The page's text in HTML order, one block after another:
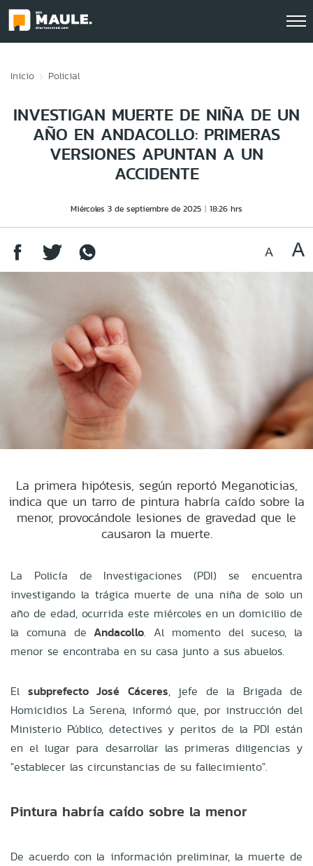
Inicio Policial
INVESTIGAN MUERTE DE NIÑA DE UN
AÑO EN ANDACOLLO: PRIMERAS
VERSIONES APUNTAN A UN
ACCIDENTE
Miércoles 3 de septiembre de 2025 18:26 hrs
La primera hipótesis, según reportó Meganoticias,
indica que un tarro de pintura habría caído sobre la
menor, provocándole lesiones de gravedad que le
causaron la muerte.
La Policía de Investigaciones (PDI) se encuentra
investigando la trágica muerte de una niña de solo un
año de edad, ocurrida este miércoles en un domicilio de
la comuna deAndacollo. Al momento del suceso, la
menor se encontraba en su casa junto a sus abuelos.
El subprefecto José Cáceres, jefe de la Brigada de
Homicidios La Serena, informó que, por instrucción del
Ministerio Público, detectives y peritos de la PDI están
en el lugar para desarrollar las primeras diligencias y
"establecer las circunstancias de su fallecimiento".
Pintura habría caído sobre la menor
De acuerdo con la información preliminar, la muerte de